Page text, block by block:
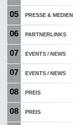
05 PRESSE & MEDIEN
06 PARTNERLINKS
07 EVENTS / NEWS
07 EVENTS / NEWS
08 PREIS
08 PREIS